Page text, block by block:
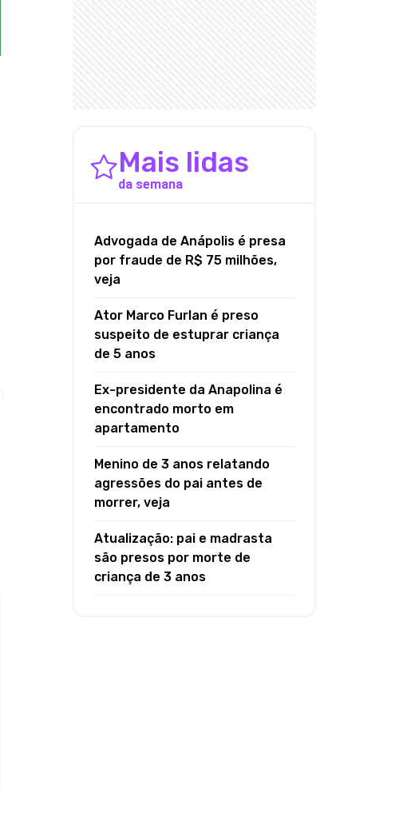
Mais lidas
da semana
Advogada de Anápolis é presa
por fraude de R$ 75 milhões,
veja
Ator Marco Furlan é preso
suspeito de estuprar criança
de 5 anos
Ex-presidente da Anapolina é
encontrado morto em
apartamento
Menino de 3 anos relatando
agressões do pai antes de
morrer, veja
Atualização: pai e madrasta
são presos por morte de
criança de 3 anos